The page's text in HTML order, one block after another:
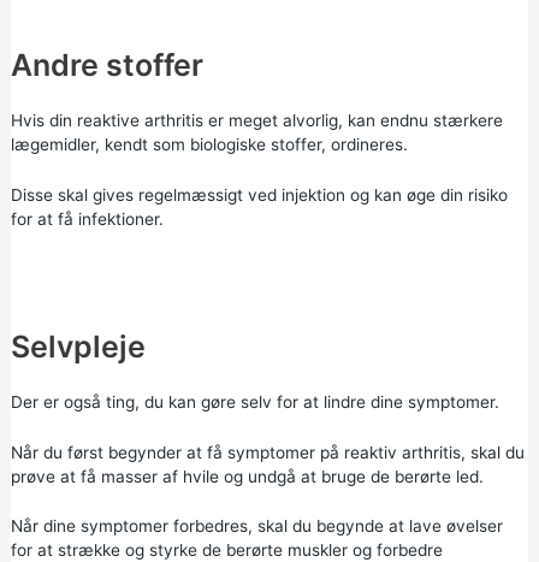
Andre stoffer
Hvis din reaktive arthritis er meget alvorlig, kan endnu stærkere
lægemidler, kendt som biologiske stoffer, ordineres.
Disse skal gives regelmæssigt ved injektion og kan øge din risiko
for at få infektioner.
Selvpleje
Der er også ting, du kan gøre selv for at lindre dine symptomer.
Når du først begynder at få symptomer på reaktiv arthritis, skal du
prøve at få masser af hvile og undgå at bruge de berørte led.
Når dine symptomer forbedres, skal du begynde at lave øvelser
for at strække og styrke de berørte muskler og forbedre